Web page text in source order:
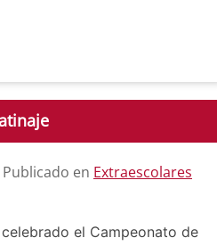
Publicado en Extraescolares
el Campeonato de